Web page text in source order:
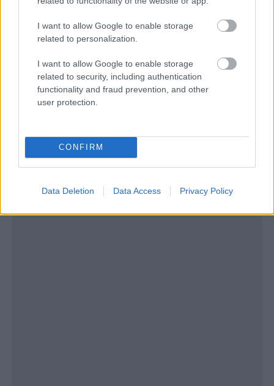
I want to allow Google to enable storage
related to personalization.
I want to allow Google to enable storage
related to security, including authentication
functionality and fraud prevention, and other
user protection.
CONFIRM
Data Deletion Data Access Privacy Policy
πόλεων.